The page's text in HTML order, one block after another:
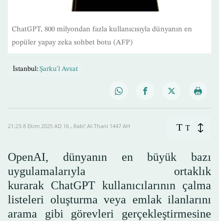
ChatGPT, 800 milyondan fazla kullanıcısıyla dünyanın en
popüler yapay zeka sohbet botu (AFP)
İstanbul: Şarku'l Avsat
21:23-8 Ekim 2025 AD ـ 16 Rabi’ Al-Thani 1447 AH T T
OpenAI, dünyanın en büyük bazı
uygulamalarıyla ortaklık
kurarak ChatGPT kullanıcılarının çalma
listeleri oluşturma veya emlak ilanlarını
arama gibi görevleri gerçekleştirmesine